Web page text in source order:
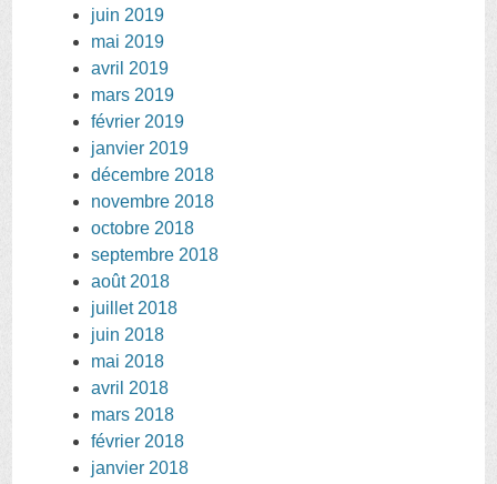
juin 2019
mai 2019
avril 2019
mars 2019
février 2019
janvier 2019
décembre 2018
novembre 2018
octobre 2018
septembre 2018
août 2018
juillet 2018
juin 2018
mai 2018
avril 2018
mars 2018
février 2018
janvier 2018